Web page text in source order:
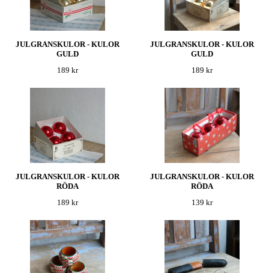
JULGRANSKULOR - KULOR
GULD
189 kr
JULGRANSKULOR - KULOR
GULD
189 kr
JULGRANSKULOR - KULOR
RÖDA
189 kr
JULGRANSKULOR - KULOR
RÖDA
139 kr